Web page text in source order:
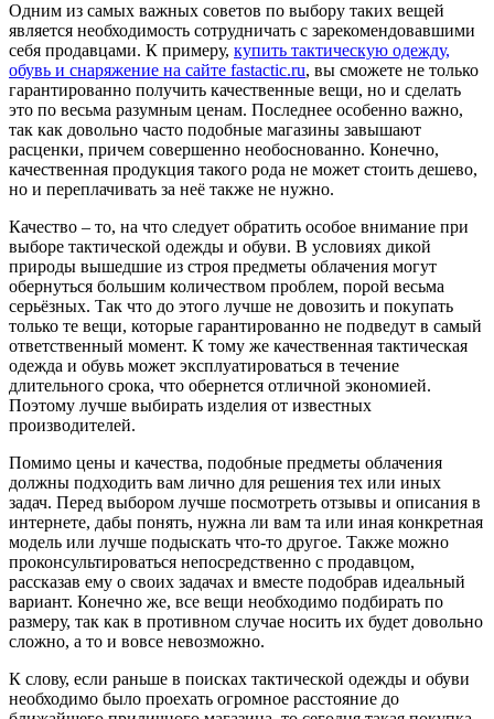
Одним из самых важных советов по выбору таких вещей
является необходимость сотрудничать с зарекомендовавшими
себя продавцами. К примеру, купить тактическую одежду,
обувь и снаряжение на сайте fastactic.ru, вы сможете не только
гарантированно получить качественные вещи, но и сделать
это по весьма разумным ценам. Последнее особенно важно,
так как довольно часто подобные магазины завышают
расценки, причем совершенно необоснованно. Конечно,
качественная продукция такого рода не может стоить дешево,
но и переплачивать за неё также не нужно.
Качество – то, на что следует обратить особое внимание при
выборе тактической одежды и обуви. В условиях дикой
природы вышедшие из строя предметы облачения могут
обернуться большим количеством проблем, порой весьма
серьёзных. Так что до этого лучше не довозить и покупать
только те вещи, которые гарантированно не подведут в самый
ответственный момент. К тому же качественная тактическая
одежда и обувь может эксплуатироваться в течение
длительного срока, что обернется отличной экономией.
Поэтому лучше выбирать изделия от известных
производителей.
Помимо цены и качества, подобные предметы облачения
должны подходить вам лично для решения тех или иных
задач. Перед выбором лучше посмотреть отзывы и описания в
интернете, дабы понять, нужна ли вам та или иная конкретная
модель или лучше подыскать что-то другое. Также можно
проконсультироваться непосредственно с продавцом,
рассказав ему о своих задачах и вместе подобрав идеальный
вариант. Конечно же, все вещи необходимо подбирать по
размеру, так как в противном случае носить их будет довольно
сложно, а то и вовсе невозможно.
К слову, если раньше в поисках тактической одежды и обуви
необходимо было проехать огромное расстояние до